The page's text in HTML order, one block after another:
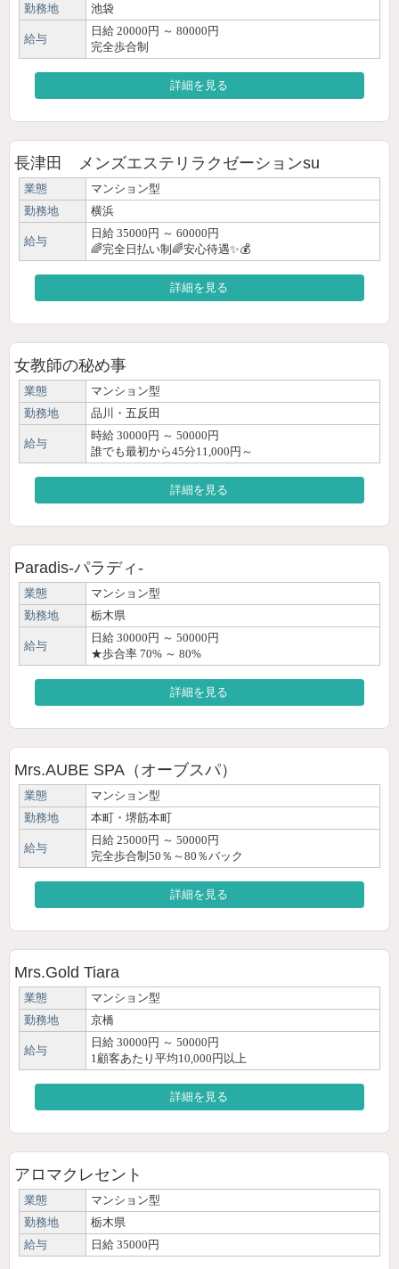
勤務地
池袋
給与
日給 20000円 ～ 80000円
完全歩合制
詳細を見る
長津田 メンズエステリラクゼーションsu
業態
マンション型
勤務地
横浜
給与
日給 35000円 ～ 60000円
🌈完全日払い制🌈安心待遇✨💰
詳細を見る
女教師の秘め事
業態
マンション型
勤務地
品川・五反田
給与
時給 30000円 ～ 50000円
誰でも最初から45分11,000円～
詳細を見る
Paradis-パラディ-
業態
マンション型
勤務地
栃木県
給与
日給 30000円 ～ 50000円
★歩合率 70% ～ 80%
詳細を見る
Mrs.AUBE SPA（オーブスパ）
業態
マンション型
勤務地
本町・堺筋本町
給与
日給 25000円 ～ 50000円
完全歩合制50％～80％バック
詳細を見る
Mrs.Gold Tiara
業態
マンション型
勤務地
京橋
給与
日給 30000円 ～ 50000円
1顧客あたり平均10,000円以上
詳細を見る
アロマクレセント
業態
マンション型
勤務地
栃木県
給与
日給 35000円